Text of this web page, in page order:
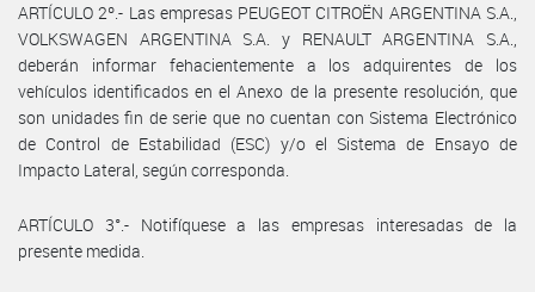
ARTÍCULO 2º.- Las empresas PEUGEOT CITROËN ARGENTINA S.A.,
VOLKSWAGEN ARGENTINA S.A. y RENAULT ARGENTINA S.A.,
deberán informar fehacientemente a los adquirentes de los
vehículos identificados en el Anexo de la presente resolución, que
son unidades fin de serie que no cuentan con Sistema Electrónico
de Control de Estabilidad (ESC) y/o el Sistema de Ensayo de
Impacto Lateral, según corresponda.
ARTÍCULO 3°.- Notifíquese a las empresas interesadas de la
presente medida.